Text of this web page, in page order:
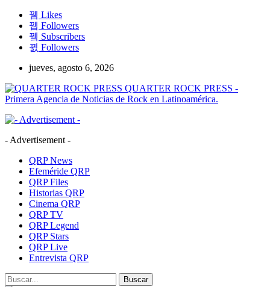
Likes
Followers
Subscribers
Followers
jueves, agosto 6, 2026
QUARTER ROCK PRESS -
Primera Agencia de Noticias de Rock en Latinoamérica.
- Advertisement -
QRP News
Efeméride QRP
QRP Files
Historias QRP
Cinema QRP
QRP TV
QRP Legend
QRP Stars
QRP Live
Entrevista QRP